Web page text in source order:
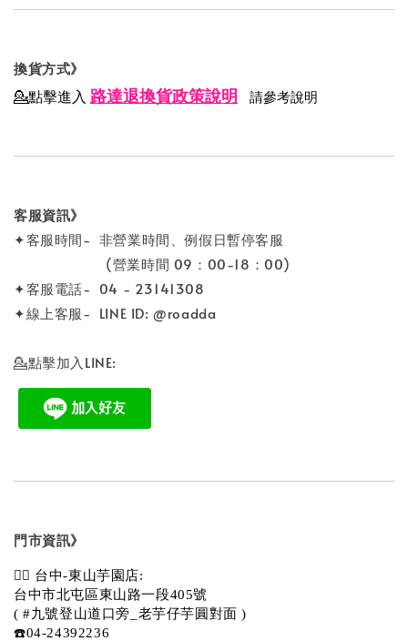
換貨方式》
💁點擊進入 路達退換貨政策說明 請參考說明
客服資訊》
✦客服時間- 非營業時間、例假日暫停客服
(營業時間 09：00-18：00)
✦客服電話- 04 - 23141308
✦線上客服- LINE ID: @roadda
💁點擊加入LINE:
門市資訊》
💁‍♀️ 台中-東山芋園店:
台中市北屯區東山路一段405號
( #九號登山道口旁_老芋仔芋圓對面 )
☎️04-24392236